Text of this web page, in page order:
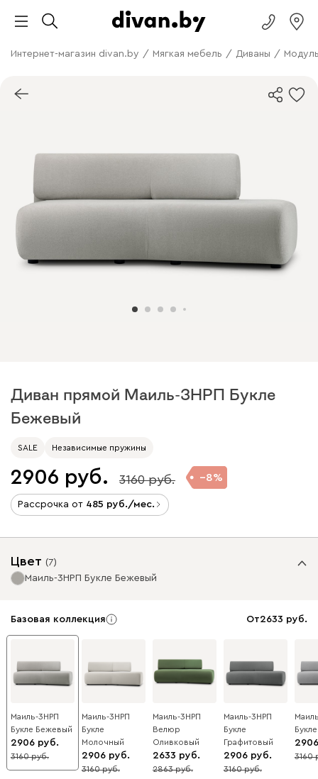
Интернет-магазин divan.by / Мягкая мебель / Диваны /
Диван прямой Маиль-3НРП Букле
Бежевый
SALE Независимые пружины
2906 3160 8
Рассрочка от 485 /мес.
Цвет (7)
Маиль-3НРП Букле Бежевый
Базовая коллекция От2633
Маиль-3НРП
Букле Бежевый
2906
8
3160
Маиль-3НРП
Букле
Молочный
2906
8
3160
Маиль-3НРП
Велюр
Оливковый
2633
8
2863
Маиль-3НРП
Букле
Графитовый
2906
8
3160
2906
8
3160